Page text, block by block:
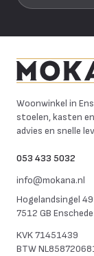
Woonwinkel in
stoelen, kasten
advies en snelle
053 433 5032
info@mokana.nl
Hogelandsingel 49
7512 GB Enschede
KVK71451439
BTW